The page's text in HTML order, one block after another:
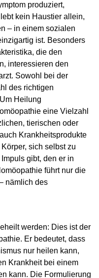
produziert,
kein Haustier allein,
– in einem sozialen
ist. Besonders
die den
interessieren den
Sowohl bei der
des richtigen
Heilung
eine Vielzahl
tierischen oder
Krankheitsprodukte
sich selbst zu
gibt, den er in
führt nur die
nämlich des
werden: Dies ist der
Er bedeutet, dass
nur heilen kann,
Krankheit bei einem
kann. Die Formulierung